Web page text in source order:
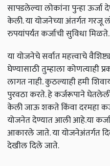
सापडलेल्या लोकांना पुन्हा ऊर्जा
केली. या योजनेच्या अंतर्गत गरजू
रुपयांपर्यंत कर्जाची सुविधा मिळते.
या योजनेचे सर्वात महत्त्वाचे
घेण्यासाठी तुम्हाला कोणत्याही
लागत नाही. कुठल्याही हमी
पुरवठा करते. हे कर्जरूपाने
केली जाऊ शकते किंवा दरमहा
योजनेत देण्यात आली आहे.या
आकारले जाते. या योजनेअंतर्गत
देखील दिले जाते.